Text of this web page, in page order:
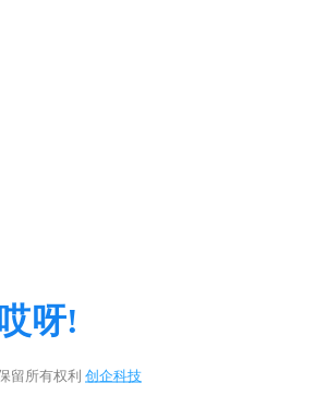
哎呀!
留所有权利 创企科技